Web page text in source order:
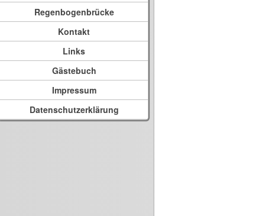
Regenbogenbrücke
Kontakt
Links
Gästebuch
Impressum
Datenschutzerklärung